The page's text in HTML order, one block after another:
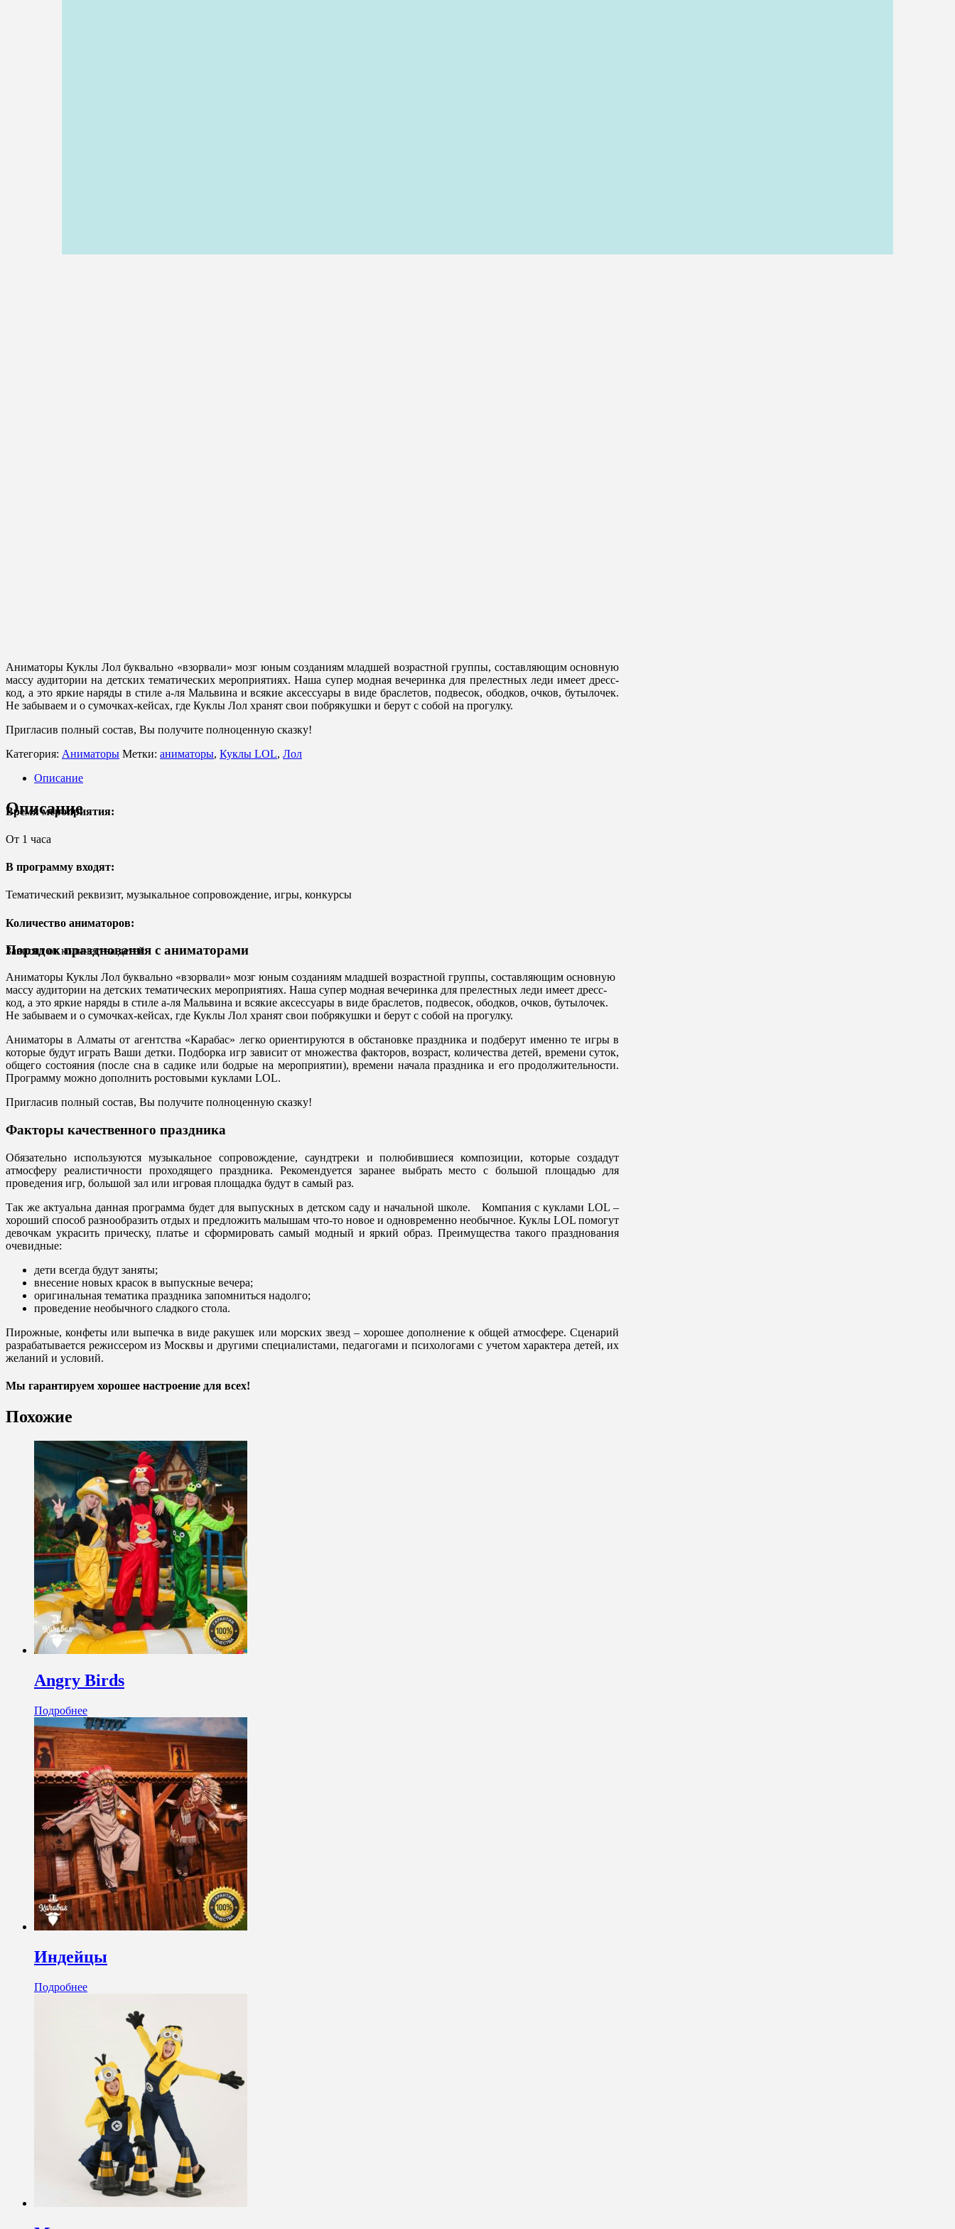
Аниматоры Куклы Лол буквально «взорвали» мозг юным созданиям младшей возрастной группы, составляющим основную
массу аудитории на детских тематических мероприятиях. Наша супер модная вечеринка для прелестных леди имеет дресс-
код, а это яркие наряды в стиле а-ля Мальвина и всякие аксессуары в виде браслетов, подвесок, ободков, очков, бутылочек.
Не забываем и о сумочках-кейсах, где Куклы Лол хранят свои побрякушки и берут с собой на прогулку.
Пригласив полный состав, Вы получите полноценную сказку!
Категория: Аниматоры Метки: аниматоры, Куклы LOL, Лол
Описание
Описание
Время мероприятия:
От 1 часа
В программу входят:
Тематический реквизит, музыкальное сопровождение, игры, конкурсы
Количество аниматоров:
Зависит от количества детей
Порядок празднования с аниматорами
Аниматоры Куклы Лол буквально «взорвали» мозг юным созданиям младшей возрастной группы, составляющим основную
массу аудитории на детских тематических мероприятиях. Наша супер модная вечеринка для прелестных леди имеет дресс-
код, а это яркие наряды в стиле а-ля Мальвина и всякие аксессуары в виде браслетов, подвесок, ободков, очков, бутылочек.
Не забываем и о сумочках-кейсах, где Куклы Лол хранят свои побрякушки и берут с собой на прогулку.
Аниматоры в Алматы от агентства «Карабас» легко ориентируются в обстановке праздника и подберут именно те игры в
которые будут играть Ваши детки. Подборка игр зависит от множества факторов, возраст, количества детей, времени суток,
общего состояния (после сна в садике или бодрые на мероприятии), времени начала праздника и его продолжительности.
Программу можно дополнить ростовыми куклами LOL.
Пригласив полный состав, Вы получите полноценную сказку!
Факторы качественного праздника
Обязательно используются музыкальное сопровождение, саундтреки и полюбившиеся композиции, которые создадут
атмосферу реалистичности проходящего праздника. Рекомендуется заранее выбрать место с большой площадью для
проведения игр, большой зал или игровая площадка будут в самый раз.
Так же актуальна данная программа будет для выпускных в детском саду и начальной школе. Компания с куклами LOL –
хороший способ разнообразить отдых и предложить малышам что-то новое и одновременно необычное. Куклы LOL помогут
девочкам украсить прическу, платье и сформировать самый модный и яркий образ. Преимущества такого празднования
очевидные:
дети всегда будут заняты;
внесение новых красок в выпускные вечера;
оригинальная тематика праздника запомниться надолго;
проведение необычного сладкого стола.
Пирожные, конфеты или выпечка в виде ракушек или морских звезд – хорошее дополнение к общей атмосфере. Сценарий
разрабатывается режиссером из Москвы и другими специалистами, педагогами и психологами с учетом характера детей, их
желаний и условий.
Мы гарантируем хорошее настроение для всех!
Похожие
Angry Birds
Подробнее
Индейцы
Подробнее